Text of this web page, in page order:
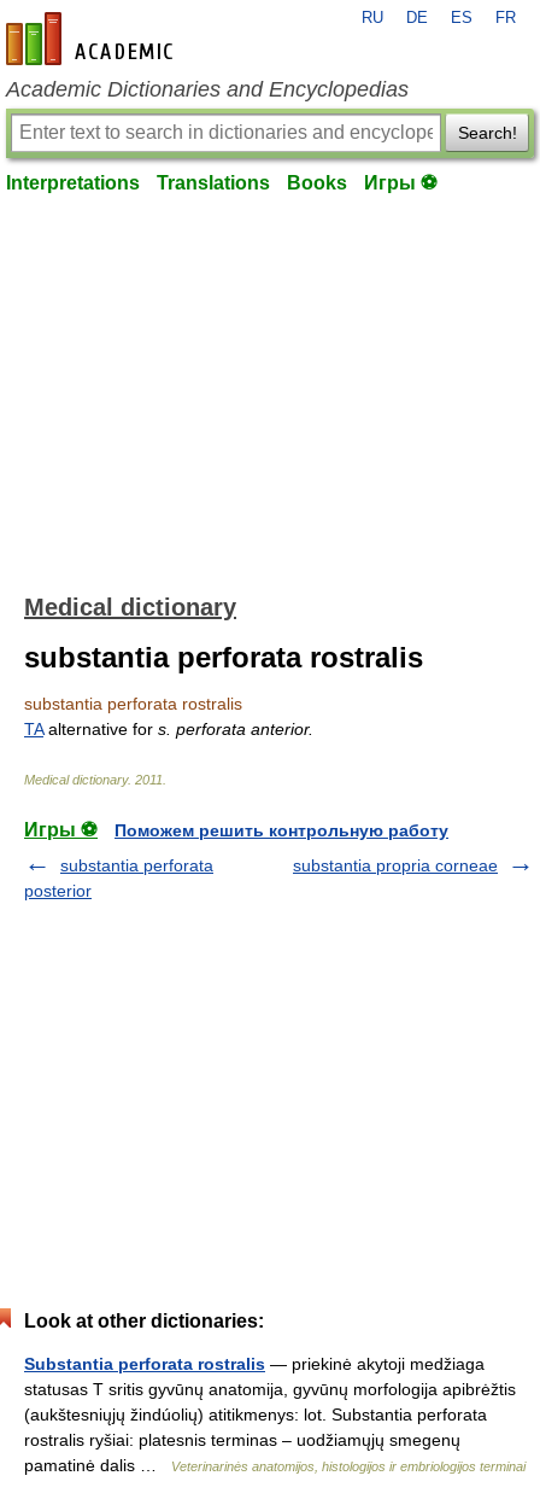
en-academic.com
RU DE ES FR
Academic Dictionaries and Encyclopedias
Search!
Interpretations Translations Books Игры ⚽
Medical dictionary
substantia perforata rostralis
substantia perforata rostralis
TAalternative for s. perforata anterior.
Medical dictionary. 2011
Игры ⚽
Поможем решить контрольную работу
substantia perforata
posterior
substantia propria corneae
Look at other dictionaries:
Substantia perforata rostralis — priekinė akytoji medžiaga
statusas T sritis gyvūnų anatomija, gyvūnų morfologija apibrėžtis
(aukštesniųjų žindúolių) atitikmenys: lot. Substantia perforata
rostralis ryšiai: platesnis terminas – uodžiamųjų smegenų
pamatinė dalis …
Veterinarinės anatomijos, histologijos ir embriologijos terminai